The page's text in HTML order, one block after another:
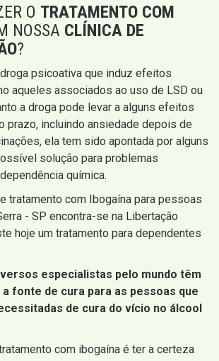
O TRATAMENTO COM
NOSSA CLÍNICA DE
?
psicoativa que induz efeitos
aqueles associados ao uso de LSD ou
a droga pode levar a alguns efeitos
prazo, incluindo ansiedade depois de
ela tem sido apontada por alguns
solução para problemas
química.
tratamento com Ibogaína para pessoas
- SP encontra-se na Libertação
hoje um tratamento para dependentes
especialistas pelo mundo têm
fonte de cura para as pessoas que
de cura do vício no álcool
com ibogaína é ter a certeza